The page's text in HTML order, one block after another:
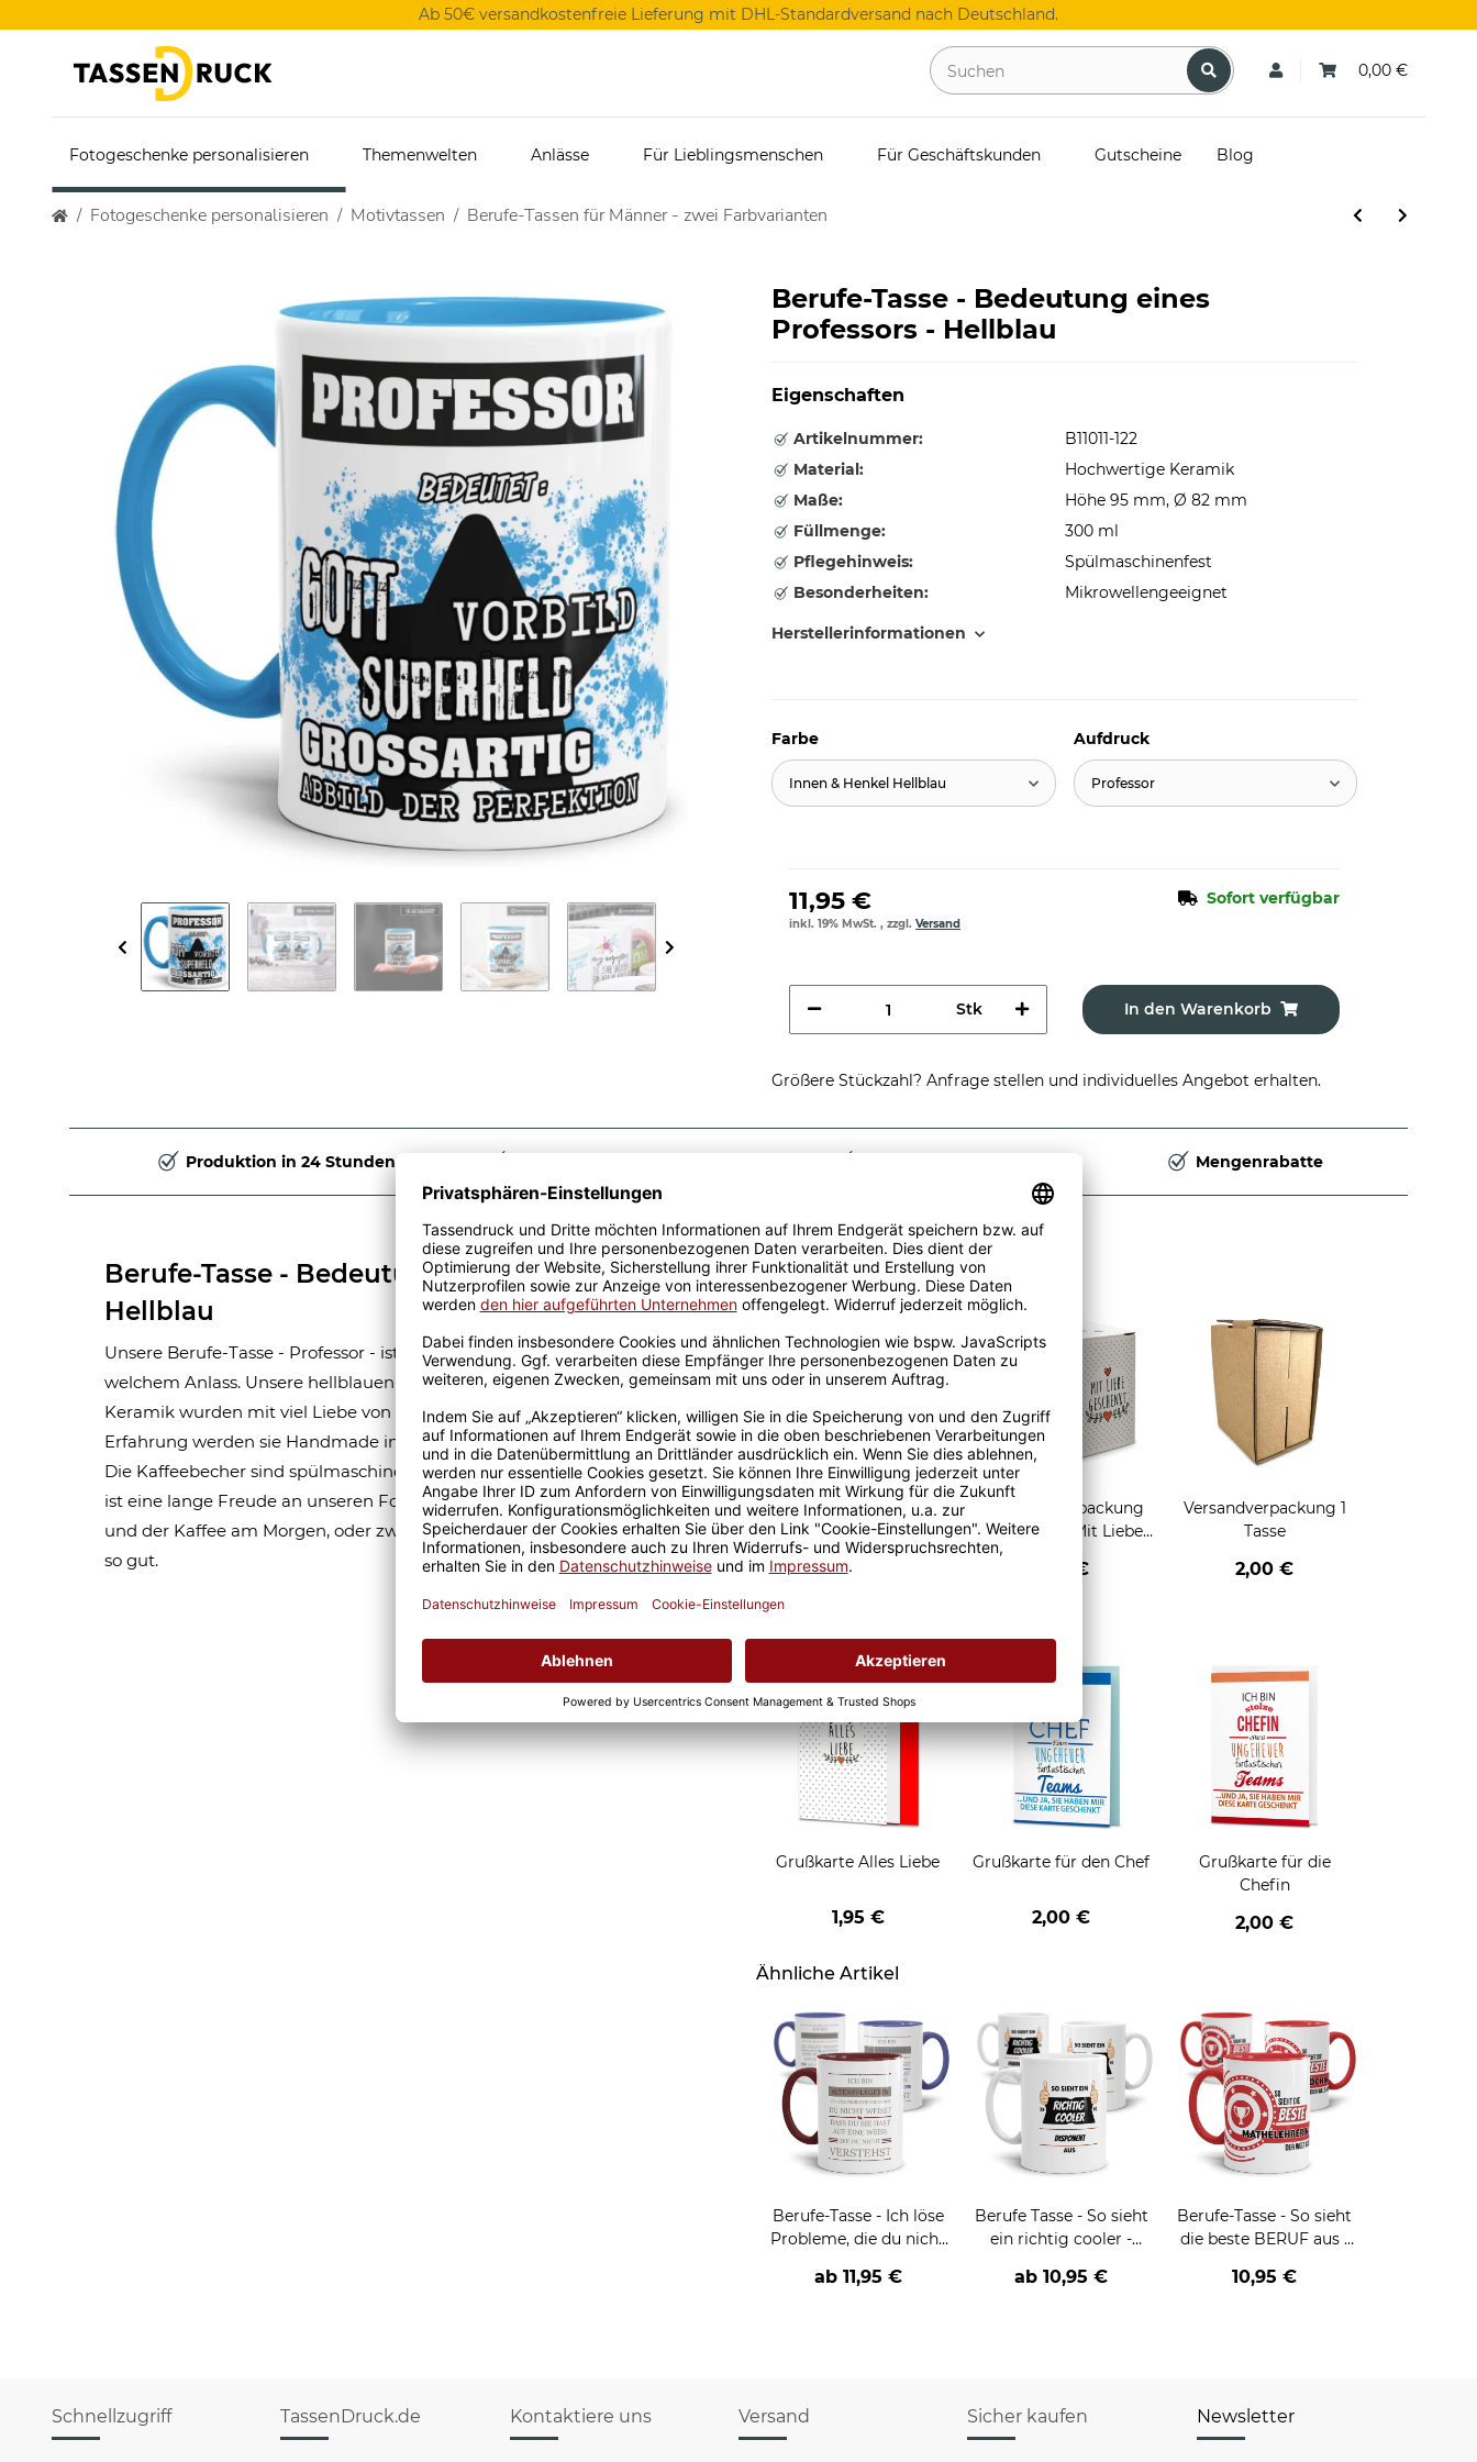
Ab 50€ versandkostenfreie Lieferung mit DHL-Standardversand nach Deutschland.
0,00 €
Fotogeschenke personalisieren Themenwelten Anlässe Für Lieblingsmenschen Für Geschäftskunden Gutscheine Blog
Fotogeschenke personalisieren Motivtassen Berufe-Tassen für Männer - zwei Farbvarianten
Berufe-Tasse - Bedeutung eines
Professors - Hellblau
Eigenschaften
Artikelnummer:
B11011-122
Material:
Hochwertige Keramik
Maße:
Höhe 95 mm, Ø 82 mm
Füllmenge:
300 ml
Pflegehinweis:
Spülmaschinenfest
Besonderheiten:
Mikrowellengeeignet
Herstellerinformationen
Farbe
Innen & Henkel Hellblau
Aufdruck
Professor
11,95 € Sofort verfügbar
inkl. 19% MwSt. , zzgl. Versand
Stk In den Warenkorb
Größere Stückzahl? Anfrage stellen und individuelles Angebot erhalten.
Produktion in 24 Stunden Mengenrabatte
Berufe-Tasse - Bedeutung eines Professors -
Hellblau
Unsere Berufe-Tasse - Professor - ist eine tolle Geschenkidee, egal zu
welchem Anlass. Unsere hellblauen Berufe-Tassen aus hochwertiger
Keramik wurden mit viel Liebe von unserem Grafik-Team designt. Mit viel
Erfahrung werden sie Handmade in unserer eigenen Produktion bedruckt.
Die Kaffeebecher sind spülmaschinen- und mikrowellen geeignet. Somit
ist eine lange Freude an unseren Fototassen und Motivtassen garantiert
und der Kaffee am Morgen, oder zwischendurch, schmeckt gleich nochmal
so gut.
Passende Verpackungen
Geschenkverpackung 1
Tasse mit Fenster
2,50 €
Geschenkverpackung
für Tassen - Mit Liebe
2,95 €
Versandverpackung 1
Tasse
2,00 €
Grußkarten zum Verschenken
Grußkarte Alles Liebe
1,95 €
Grußkarte für den Chef
2,00 €
Grußkarte für die
Chefin
2,00 €
Ähnliche Artikel
Berufe-Tasse - Ich löse
Probleme, die du nicht
verschiedene Berufe
ab 11,95 €
Berufe Tasse - So sieht
ein richtig cooler -
ab10,95 €
Berufe-Tasse - So sieht
die beste BERUF aus -
Frauen
10,95 €
Schnellzugriff TassenDruck.de Kontaktiere uns Versand Sicher kaufen Newsletter